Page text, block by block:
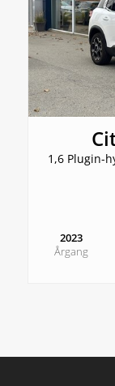
1,6 Plugin-
2023
Årgang